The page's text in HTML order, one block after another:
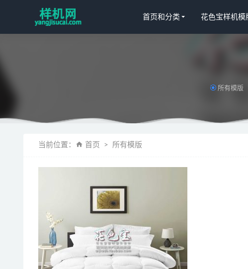
首页和分类 花色宝样机模
所有模版
当前位置： 首页 所有模版